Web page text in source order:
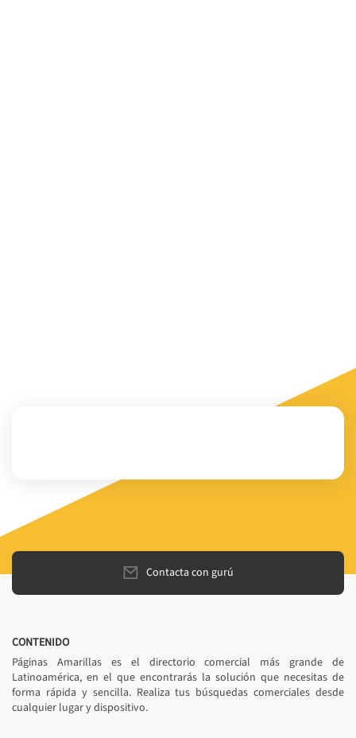
Contacta con gurú
CONTENIDO
Páginas Amarillas es el directorio comercial más grande de
Latinoamérica, en el que encontrarás la solución que necesitas de
forma rápida y sencilla. Realiza tus búsquedas comerciales desde
cualquier lugar y dispositivo.